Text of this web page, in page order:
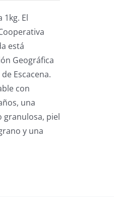
1kg. El
está
Geográfica
Escacena.
con
una
granulosa, piel
y una